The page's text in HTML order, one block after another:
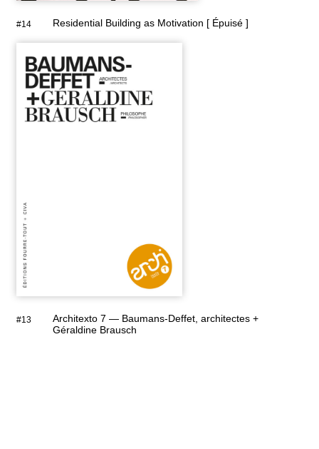
#14 Residential Building as Motivation [ Épuisé ]
#13
Architexto 7 — Baumans-Deffet, architectes +
Géraldine Brausch